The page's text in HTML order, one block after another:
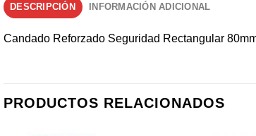
DESCRIPCIÓN INFORMACIÓN ADICIONAL
Candado Reforzado Seguridad Rectangular
PRODUCTOS RELACIONADOS